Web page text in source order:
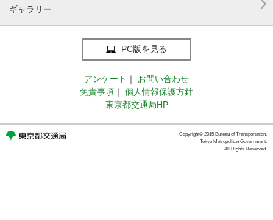
ギャラリー 
PC版を見る
アンケート ｜
お問い合わせ
免責事項 ｜
個人情報保護方針
東京都交通局HP
Copyright© 2015 Bureau of Transportation.
Tokyo Metropolitan Government.
All Rights Reserved.